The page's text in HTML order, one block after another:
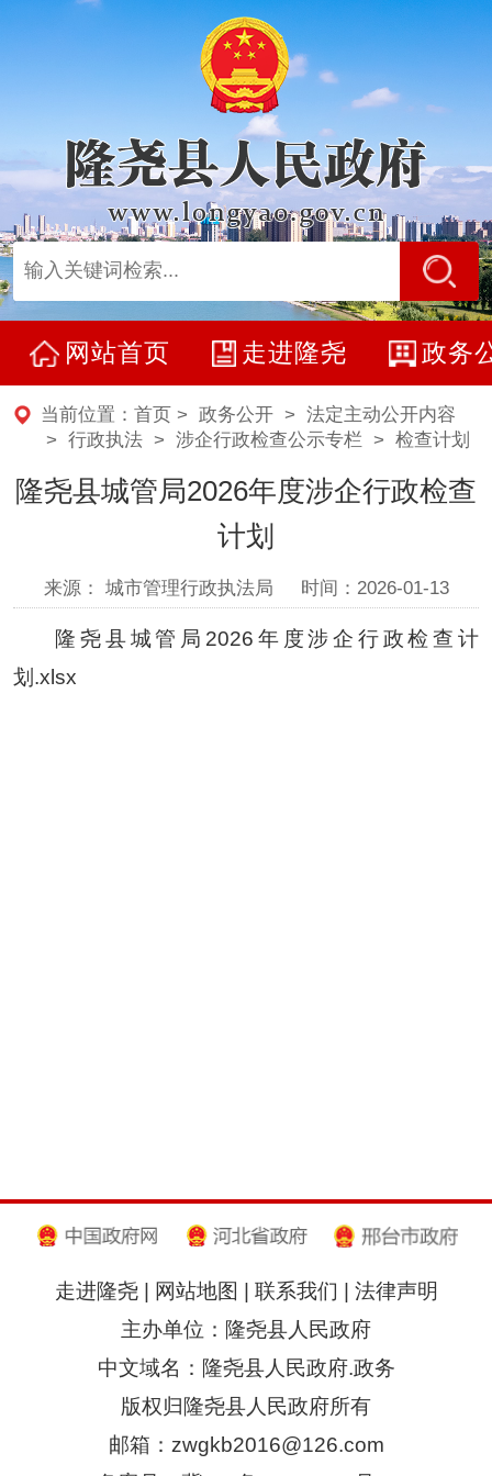
网站首页 走进隆尧 政务
当前位置： 首页 > 政务公开> 法定主动公开内容
> 行政执法 > 涉企行政检查公示专栏 > 检查计划
隆尧县城管局2026年度涉企行政检查
计划
来源： 城市管理行政执法局 时间：2026-01-13
隆尧县城管局2026年度涉企行政检查计
划.xlsx
走进隆尧| 网站地图 联系我们
法律声明
主办单位：隆尧县人民政府
中文域名：隆尧县人民政府.政务
版权归隆尧县人民政府所有
邮箱：zwgkb2016@126.com